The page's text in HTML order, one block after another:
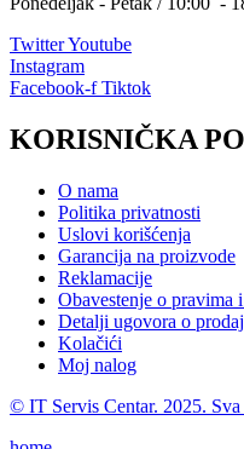
TwitterYoutube
Instagram
Facebook-f Tiktok
KORISNIČKA
O nama
Politika privatnosti
Uslovi korišćenja
Garancija na proizvode
Reklamacije
Obavestenje o pravima
Detalji ugovora o
Kolačići
Moj nalog
© IT Servis Centar. 2025. Sva